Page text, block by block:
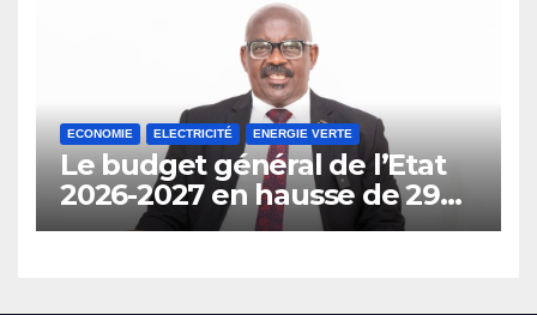
économiques.
ECONOMIE ELECTRICITÉ ENERGIE VERTE
Le budget général de l’Etat
2026-2027 en hausse de 29%
prévoit l’interdiction de